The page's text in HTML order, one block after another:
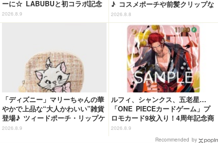
ーに☆ LABUBUと初コラボ記念
のスイーツも！【サンリオピュー
ロランド】
2026.8.9
♪ コスメポーチや前髪クリップな
ど…毎日使いたい!!「タイトーく
じ」【8月28日～】
2026.8.8
「ディズニー」マリーちゃんの華
やかで上品な“大人かわいい”雑貨
登場♪ ツィードポーチ・リップケ
ース・トート
2026.8.9
ルフィ、シャンクス、五老星…
「ONE PIECEカードゲーム」プ
ロモカード9枚入り！4周年記念商
品が抽選販売【9月2日23時まで】
2026.8.9
Recommended by